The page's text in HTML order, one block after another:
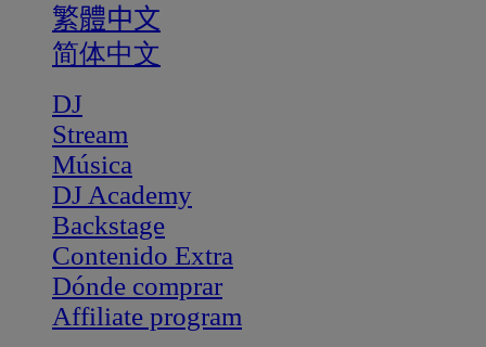
繁體中文
简体中文
DJ
Stream
Música
DJ Academy
Backstage
Contenido Extra
Dónde comprar
Affiliate program